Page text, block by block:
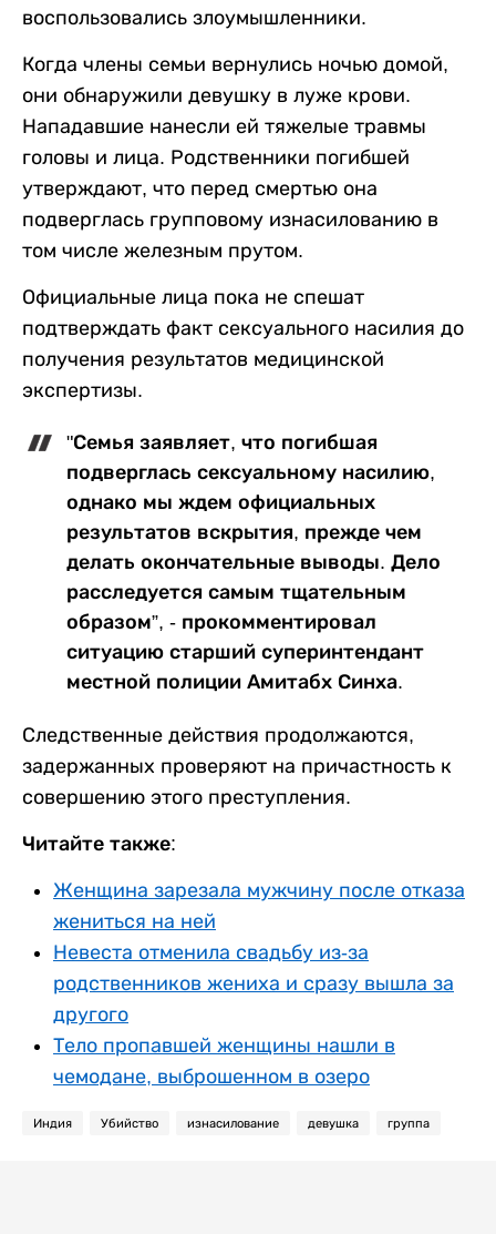
воспользовались злоумышленники.
Когда члены семьи вернулись ночью домой,
они обнаружили девушку в луже крови.
Нападавшие нанесли ей тяжелые травмы
головы и лица. Родственники погибшей
утверждают, что перед смертью она
подверглась групповому изнасилованию в
том числе железным прутом.
Официальные лица пока не спешат
подтверждать факт сексуального насилия до
получения результатов медицинской
экспертизы.
"Семья заявляет, что погибшая
подверглась сексуальному насилию,
однако мы ждем официальных
результатов вскрытия, прежде чем
делать окончательные выводы. Дело
расследуется самым тщательным
образом”, - прокомментировал
ситуацию старший суперинтендант
местной полиции Амитабх Синха.
Следственные действия продолжаются,
задержанных проверяют на причастность к
совершению этого преступления.
Читайте также:
Женщина зарезала мужчину после отказа
жениться на ней
Невеста отменила свадьбу из-за
родственников жениха и сразу вышла за
другого
Тело пропавшей женщины нашли в
чемодане, выброшенном в озеро
Индия Убийство изнасилование девушка группа